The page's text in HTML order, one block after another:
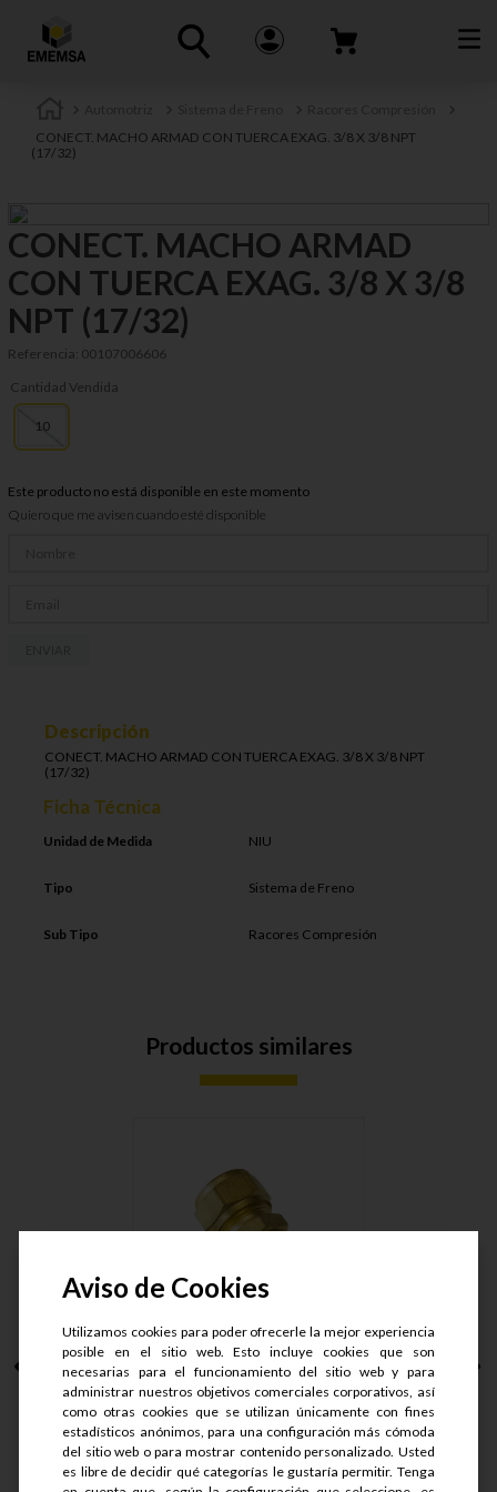
CONECT. MACHO ARMAD CON TUERCA EXAG. 3/8 X 3/8 NPT
(17/32)
CONECT. MACHO ARMAD
CON TUERCA EXAG. 3/8 X 3/8
NPT (17/32)
Referencia: 00107006606
Cantidad Vendida
10
Este producto no está disponible en este momento
Quiero que me avisen cuando esté disponible
Descripción
CONECT. MACHO ARMAD CON TUERCA EXAG. 3/8 X 3/8 NPT
(17/32)
Ficha Técnica
Unidad de Medida NIU
Tipo Sistema de Freno
Sub Tipo Racores Compresión
Productos similares
CONECTOR MACHO
ARMAD LT. T....
S/.40.72
Aviso de Cookies
Utilizamos cookies para poder ofrecerle la mejor experiencia
posible en el sitio web. Esto incluye cookies que son
necesarias para el funcionamiento del sitio web y para
administrar nuestros objetivos comerciales corporativos, así
como otras cookies que se utilizan únicamente con fines
estadísticos anónimos, para una configuración más cómoda
del sitio web o para mostrar contenido personalizado. Usted
es libre de decidir qué categorías le gustaría permitir. Tenga